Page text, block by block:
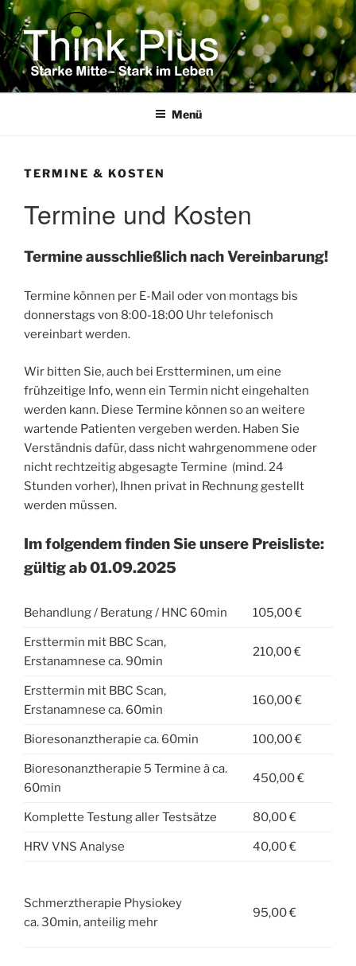
Zum
Inhalt
springen
Menü
TERMINE & KOSTEN
Termine und Kosten
Termine ausschließlich nach Vereinbarung!
Termine können per E-Mail oder von montags bis
donnerstags von 8:00-18:00 Uhr telefonisch
vereinbart werden.
Wir bitten Sie, auch bei Erstterminen, um eine
frühzeitige Info, wenn ein Termin nicht eingehalten
werden kann. Diese Termine können so an weitere
wartende Patienten vergeben werden. Haben Sie
Verständnis dafür, dass nicht wahrgenommene oder
nicht rechtzeitig abgesagte Termine (mind. 24
Stunden vorher), Ihnen privat in Rechnung gestellt
werden müssen.
Im folgendem finden Sie unsere Preisliste:
gültig ab 01.09.2025
Behandlung / Beratung / HNC 60min 105,00 €
Ersttermin mit BBC Scan,
Erstanamnese ca. 90min
210,00 €
Ersttermin mit BBC Scan,
Erstanamnese ca. 60min
160,00 €
Bioresonanztherapie ca. 60min 100,00 €
Bioresonanztherapie 5 Termine à ca.
60min
450,00 €
Komplette Testung aller Testsätze 80,00 €
HRV VNS Analyse 40,00 €
Schmerztherapie Physiokey
ca. 30min, anteilig mehr
95,00 €